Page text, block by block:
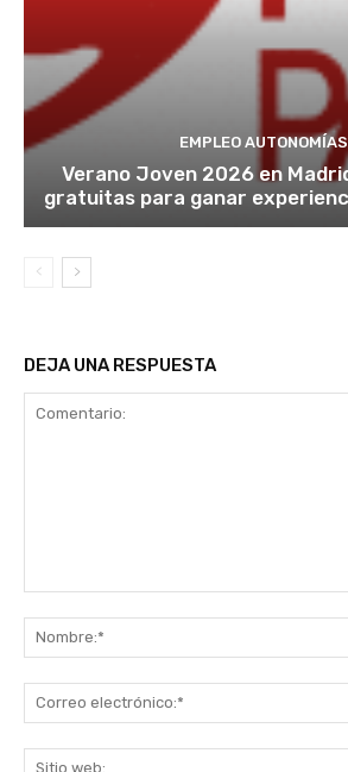
EMPLEO AUTONOMÍAS
Verano Joven 2026 en
gratuitas para ganar
DEJA UNA RESPUESTA